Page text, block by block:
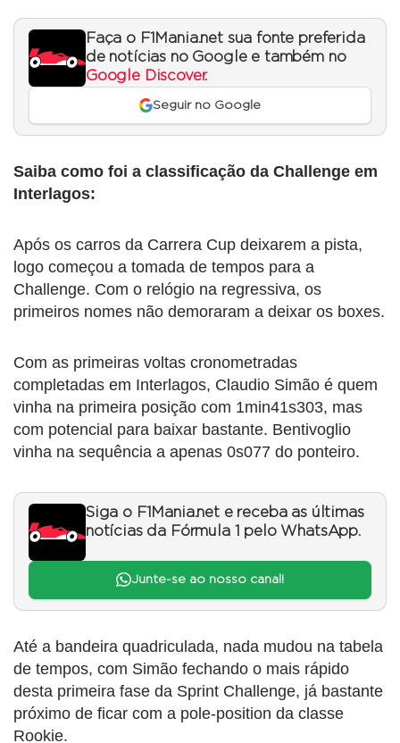
Faça o F1Mania.net sua fonte preferida
de notícias no Google e também no
Google Discover.
Seguir no Google
Saiba como foi a classificação da Challenge em
Interlagos:
Após os carros da Carrera Cup deixarem a pista,
logo começou a tomada de tempos para a
Challenge. Com o relógio na regressiva, os
primeiros nomes não demoraram a deixar os boxes.
Com as primeiras voltas cronometradas
completadas em Interlagos, Claudio Simão é quem
vinha na primeira posição com 1min41s303, mas
com potencial para baixar bastante. Bentivoglio
vinha na sequência a apenas 0s077 do ponteiro.
Siga o F1Mania.net e receba as últimas
notícias da Fórmula 1 pelo WhatsApp.
Junte-se ao nosso canal!
Até a bandeira quadriculada, nada mudou na tabela
de tempos, com Simão fechando o mais rápido
desta primeira fase da Sprint Challenge, já bastante
próximo de ficar com a pole-position da classe
Rookie.